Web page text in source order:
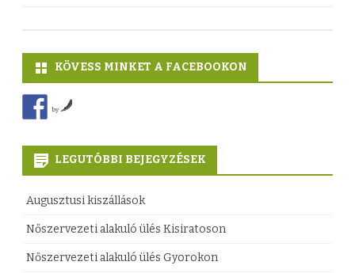
KÖVESS MINKET A FACEBOOKON
by
LEGUTÓBBI BEJEGYZÉSEK
Augusztusi kiszállások
Nőszervezeti alakuló ülés Kisiratoson
Nőszervezeti alakuló ülés Gyorokon